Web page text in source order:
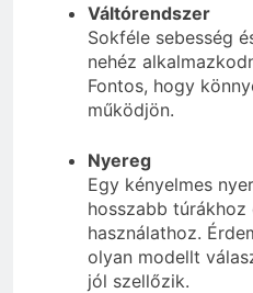
Váltórendszer
Sokféle sebesség
nehéz
Fontos, hogy
működjön.
Nyereg
Egy kényelmes
hosszabb túrákhoz
használathoz.
olyan modellt
jól szellőzik.